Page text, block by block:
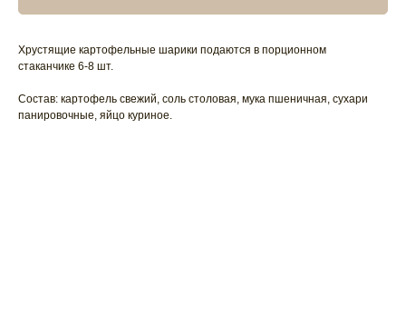
Хрустящие картофельные шарики подаются в порционном
стаканчике 6-8 шт.
Состав: картофель свежий, соль столовая, мука пшеничная, сухари
панировочные, яйцо куриное.